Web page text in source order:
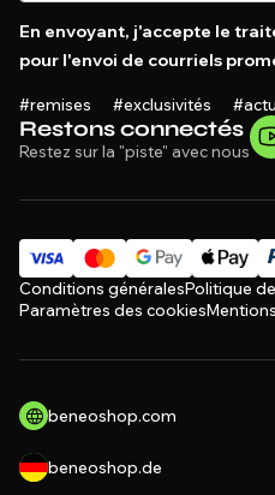
Restons connectés
Restez sur la "piste" avec nous
En envoyant, j'accepte le
pour l'envoi de courriels
#remises #exclusivités
Conditions généralesPolitique
Paramètres des cookies
beneoshop.com
beneoshop.de